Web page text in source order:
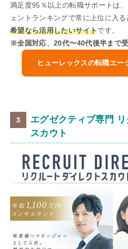
満足度95％以上の転職サポートは
ェントランキングで常に上位に入
希望なら活用したいサイトです。
※全国対応、20代〜40代後半まで受
ヒューレックスの転職エー
エグゼクティブ専門
スカウト